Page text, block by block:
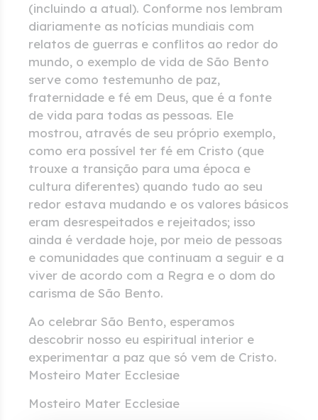
(incluindo a atual). Conforme nos lembram
diariamente as notícias mundiais com
relatos de guerras e conflitos ao redor do
mundo, o exemplo de vida de São Bento
serve como testemunho de paz,
fraternidade e fé em Deus, que é a fonte
de vida para todas as pessoas. Ele
mostrou, através de seu próprio exemplo,
como era possível ter fé em Cristo (que
trouxe a transição para uma época e
cultura diferentes) quando tudo ao seu
redor estava mudando e os valores básicos
eram desrespeitados e rejeitados; isso
ainda é verdade hoje, por meio de pessoas
e comunidades que continuam a seguir e a
viver de acordo com a Regra e o dom do
carisma de São Bento.
Ao celebrar São Bento, esperamos
descobrir nosso eu espiritual interior e
experimentar a paz que só vem de Cristo.
Mosteiro Mater Ecclesiae
Mosteiro Mater Ecclesiae